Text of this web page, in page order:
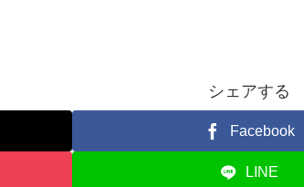
シェアする
Facebook
LINE